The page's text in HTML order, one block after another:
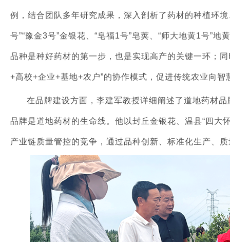
例，结合团队多年研究成果，深入剖析了药材的种植环
号”“豫金3号”金银花、“皂福1号”皂荚、“师大地黄1号”
品种是种好药材的第一步，也是实现高产的关键一环；
+高校+企业+基地+农户”的协作模式，促进传统农业向智
在品牌建设方面，李建军教授详细阐述了道地药材
品牌是道地药材的生命线。他以封丘金银花、温县“四大
产业链质量管控的竞争，通过品种创新、标准化生产、